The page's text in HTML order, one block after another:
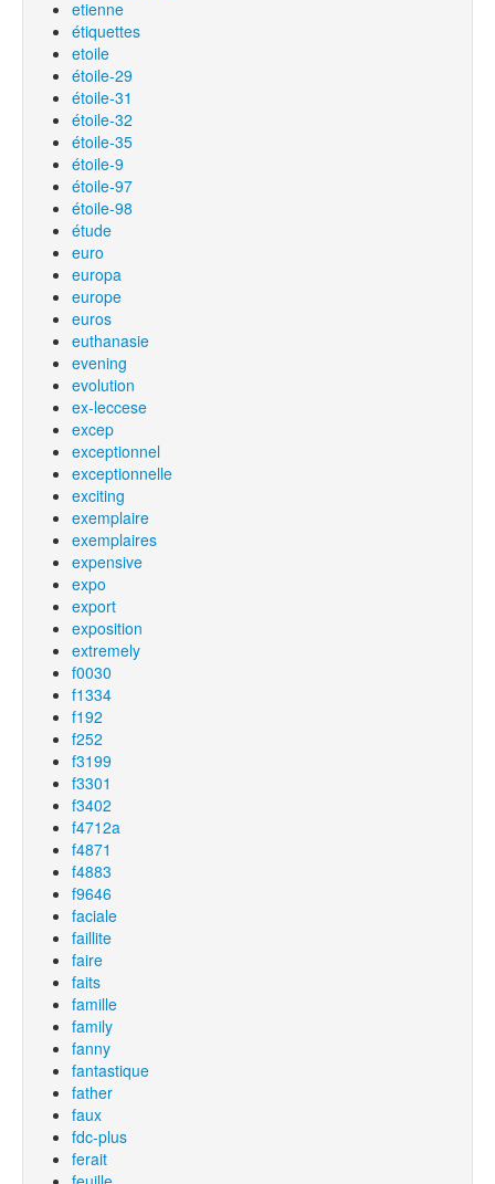
etienne
étiquettes
etoile
étoile-29
étoile-31
étoile-32
étoile-35
étoile-9
étoile-97
étoile-98
étude
euro
europa
europe
euros
euthanasie
evening
evolution
ex-leccese
excep
exceptionnel
exceptionnelle
exciting
exemplaire
exemplaires
expensive
expo
export
exposition
extremely
f0030
f1334
f192
f252
f3199
f3301
f3402
f4712a
f4871
f4883
f9646
faciale
faillite
faire
faits
famille
family
fanny
fantastique
father
faux
fdc-plus
ferait